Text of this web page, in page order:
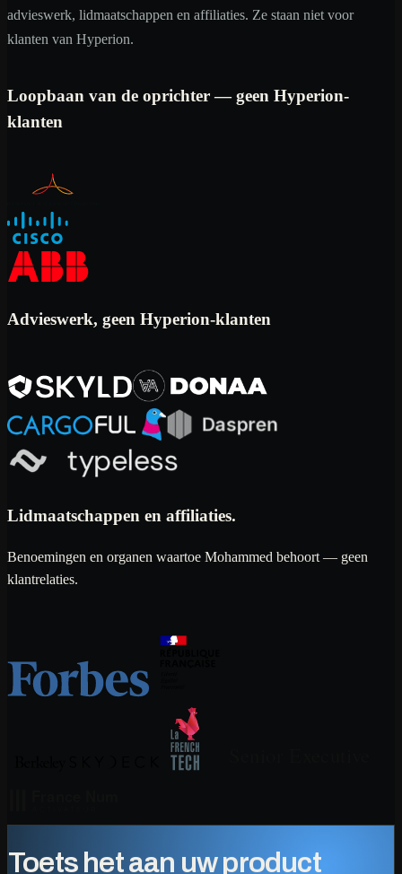
advieswerk, lidmaatschappen en affiliaties. Ze staan niet voor
klanten van Hyperion.
Loopbaan van de oprichter — geen Hyperion-
klanten
Advieswerk, geen Hyperion-klanten
Lidmaatschappen en affiliaties.
Benoemingen en organen waartoe Mohammed behoort — geen
klantrelaties.
Toets het aan uw product